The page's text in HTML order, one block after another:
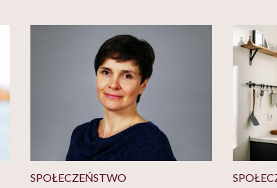
SPOŁECZEŃSTWO